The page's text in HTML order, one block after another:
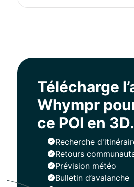
Télécharge
Whympr
ce POI en 3D.
Recherche
Retours
Prévision météo
Bulletin d’avalanche